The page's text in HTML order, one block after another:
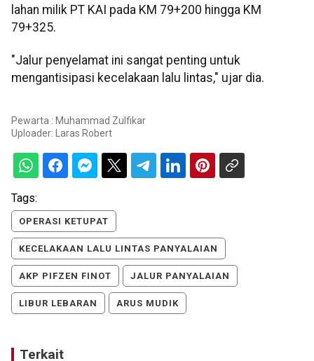
lahan milik PT KAI pada KM 79+200 hingga KM
79+325.
"Jalur penyelamat ini sangat penting untuk
mengantisipasi kecelakaan lalu lintas," ujar dia.
Pewarta : Muhammad Zulfikar
Uploader:
Laras Robert
Tags:
OPERASI KETUPAT
KECELAKAAN LALU LINTAS PANYALAIAN
AKP PIFZEN FINOT JALUR PANYALAIAN
LIBUR LEBARAN ARUS MUDIK
Terkait